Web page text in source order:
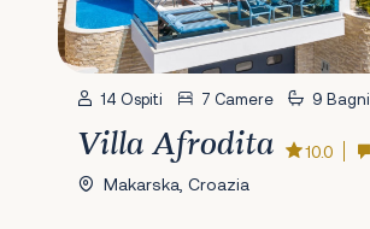
14 Ospiti 7 Camere 9 Bagni
Villa Afrodita 10.0
Makarska, Croazia